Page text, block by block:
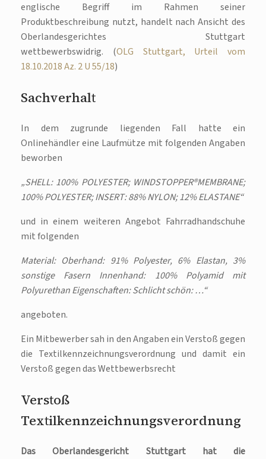
englische Begriff im Rahmen seiner
Produktbeschreibung nutzt, handelt nach Ansicht des
Oberlandesgerichtes Stuttgart
wettbewerbswidrig. (OLG Stuttgart, Urteil vom
18.10.2018 Az. 2 U 55/18)
Sachverhalt
In dem zugrunde liegenden Fall hatte ein
Onlinehändler eine Laufmütze mit folgenden Angaben
beworben
„SHELL: 100% POLYESTER; WINDSTOPPER®MEMBRANE;
100% POLYESTER; INSERT: 88% NYLON; 12% ELASTANE“
und in einem weiteren Angebot Fahrradhandschuhe
mit folgenden
Material: Oberhand: 91% Polyester, 6% Elastan, 3%
sonstige Fasern Innenhand: 100% Polyamid mit
Polyurethan Eigenschaften: Schlicht schön: …“
angeboten.
Ein Mitbewerber sah in den Angaben ein Verstoß gegen
die Textilkennzeichnungsverordnung und damit ein
Verstoß gegen das Wettbewerbsrecht
Verstoß
Textilkennzeichnungsverordnung
Das Oberlandesgericht Stuttgart hat die